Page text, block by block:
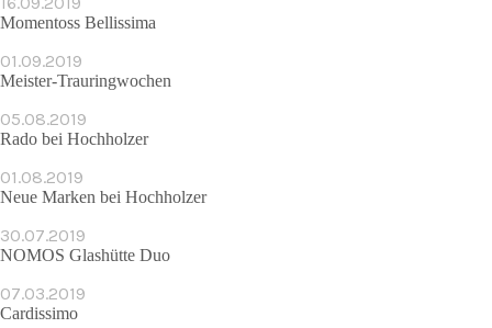
Momentoss Bellissima
01.09.2019
Meister-Trauringwochen
05.08.2019
Rado bei Hochholzer
01.08.2019
Neue Marken bei Hochholzer
30.07.2019
NOMOS Glashütte Duo
07.03.2019
Cardissimo